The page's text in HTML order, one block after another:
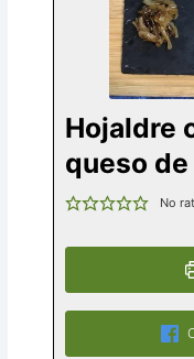
Hojaldre
queso
No